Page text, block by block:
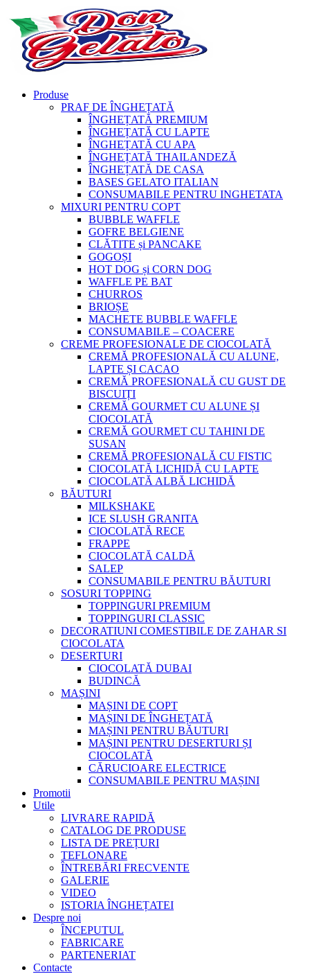
Produse
PRAF DE ÎNGHEȚATĂ
ÎNGHEȚATĂ PREMIUM
ÎNGHEȚATĂ CU LAPTE
ÎNGHEȚATĂ CU APA
ÎNGHEȚATĂ THAILANDEZĂ
ÎNGHEȚATĂ DE CASA
BASES GELATO ITALIAN
CONSUMABILE PENTRU INGHETATA
MIXURI PENTRU COPT
BUBBLE WAFFLE
GOFRE BELGIENE
CLĂTITE și PANCAKE
GOGOȘI
HOT DOG și CORN DOG
WAFFLE PE BAT
CHURROS
BRIOȘE
MACHETE BUBBLE WAFFLE
CONSUMABILE – COACERE
CREME PROFESIONALE DE CIOCOLATĂ
CREMĂ PROFESIONALĂ CU ALUNE,
LAPTE ȘI CACAO
CREMĂ PROFESIONALĂ CU GUST DE
BISCUIȚI
CREMĂ GOURMET CU ALUNE ȘI
CIOCOLATĂ
CREMĂ GOURMET CU TAHINI DE
SUSAN
CREMĂ PROFESIONALĂ CU FISTIC
CIOCOLATĂ LICHIDĂ CU LAPTE
CIOCOLATĂ ALBĂ LICHIDĂ
BĂUTURI
MILKSHAKE
ICE SLUSH GRANITA
CIOCOLATĂ RECE
FRAPPE
CIOCOLATĂ CALDĂ
SALEP
CONSUMABILE PENTRU BĂUTURI
SOSURI TOPPING
TOPPINGURI PREMIUM
TOPPINGURI CLASSIC
DECORATIUNI COMESTIBILE DE ZAHAR SI
CIOCOLATA
DESERTURI
CIOCOLATĂ DUBAI
BUDINCĂ
MAȘINI
MAȘINI DE COPT
MAȘINI DE ÎNGHEȚATĂ
MAȘINI PENTRU BĂUTURI
MAȘINI PENTRU DESERTURI ȘI
CIOCOLATĂ
CĂRUCIOARE ELECTRICE
CONSUMABILE PENTRU MAȘINI
Promotii
Utile
LIVRARE RAPIDĂ
CATALOG DE PRODUSE
LISTA DE PREȚURI
TEFLONARE
ÎNTREBĂRI FRECVENTE
GALERIE
VIDEO
ISTORIA ÎNGHEȚATEI
Despre noi
ÎNCEPUTUL
FABRICARE
PARTENERIAT
Contacte